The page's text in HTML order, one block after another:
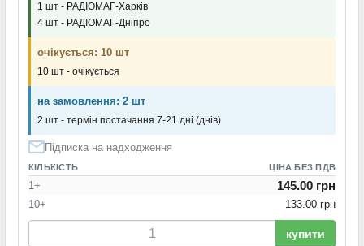
1 шт - РАДІОМАГ-Харків
4 шт - РАДІОМАГ-Дніпро
очікується: 10 шт
10 шт - очікується
на замовлення: 2 шт
2 шт - термін постачання 7-21 дні (днів)
Підписка на надходження
КІЛЬКІСТЬ ЦІНА БЕЗ ПДВ
1+ 145.00 грн
10+ 133.00 грн
купити